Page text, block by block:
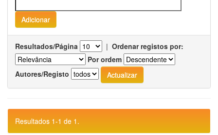
Resultados/Página | Ordenar registos por:
Por ordem
Autores/Registo
Resultados 1-1 de 1.